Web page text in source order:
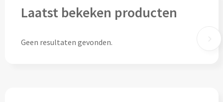
Heupflesjes bedrukken
Laatst bekeken producten
Geen resultaten gevonden.